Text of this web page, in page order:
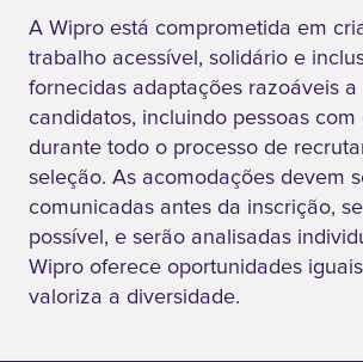
A Wipro está comprometida em
trabalho acessível, solidário e
fornecidas adaptações razoáveis a
candidatos, incluindo pessoas com
durante todo o processo de
seleção. As acomodações devem
comunicadas antes da inscrição,
possível, e serão analisadas
Wipro oferece oportunidades
valoriza a diversidade.